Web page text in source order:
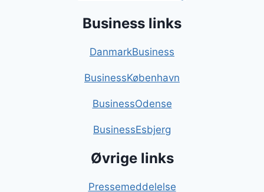
Business links
DanmarkBusiness
BusinessKøbenhavn
BusinessOdense
BusinessEsbjerg
Øvrige links
Pressemeddelelse